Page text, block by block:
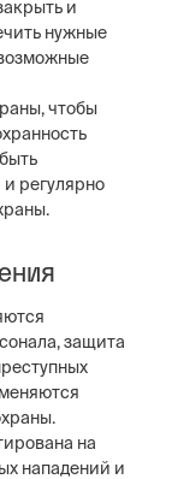
и
нужные
чтобы
регулярно
защита
на
нападений и